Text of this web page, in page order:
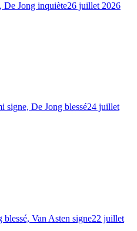
De Jong inquiète26 juillet 2026
signe, De Jong blessé24 juillet
Van Asten signe22 juillet